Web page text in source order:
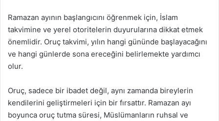
Ramazan ayının başlangıcını öğrenmek için, İslam
takvimine ve yerel otoritelerin duyurularına dikkat etmek
önemlidir. Oruç takvimi, yılın hangi gününde başlayacağını
ve hangi günlerde sona ereceğini belirlemekte yardımcı
olur.
Oruç, sadece bir ibadet değil, aynı zamanda bireylerin
kendilerini geliştirmeleri için bir fırsattır. Ramazan ayı
boyunca oruç tutma süresi, Müslümanların ruhsal ve